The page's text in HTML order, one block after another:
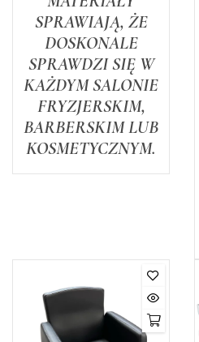
SPRAWIAJĄ, ŻE
DOSKONALE
SPRAWDZI SIĘ W
KAŻDYM SALONIE
FRYZJERSKIM,
BARBERSKIM LUB
KOSMETYCZNYM.